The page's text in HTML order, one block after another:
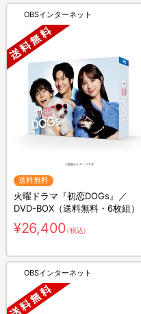
OBSインターネット
送料無料
火曜ドラマ『初恋DOGs』／
DVD-BOX（送料無料・6枚組）
¥26,400（税込）
OBSインターネット